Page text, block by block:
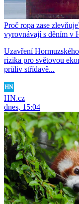
Proč ropa zase
vyrovnávají s děním v
Uzavření
rizika pro světovou
průliv střídavě...
HN.cz
dnes, 15:04